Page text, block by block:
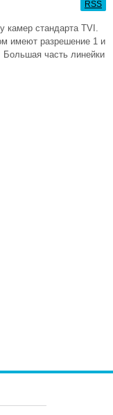
RSS
камер стандарта TVI.
имеют разрешение 1 и
Большая часть линейки